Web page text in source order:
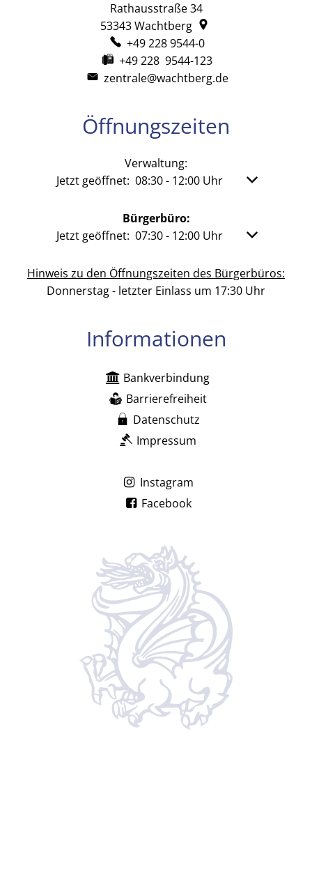
Rathausstraße 34
53343Wachtberg
+49 228 9544-0
+49 228 9544-123
zentrale@wachtberg.de
Öffnungszeiten
Verwaltung:
Klicken, um weitere Öffnungs- oder
Jetzt geöffnet: 08:30- 12:00Uhr Von 08:30
Bürgerbüro:
Klicken, um weitere Öffnungs- oder
Jetzt geöffnet: 07:30- 12:00Uhr Von 07:30
Hinweis zu den Öffnungszeiten des Bürgerbüros:
Donnerstag - letzter Einlass um 17:30 Uhr
Informationen
Bankverbindung
Barrierefreiheit
Datenschutz
Impressum
Instagram
Facebook